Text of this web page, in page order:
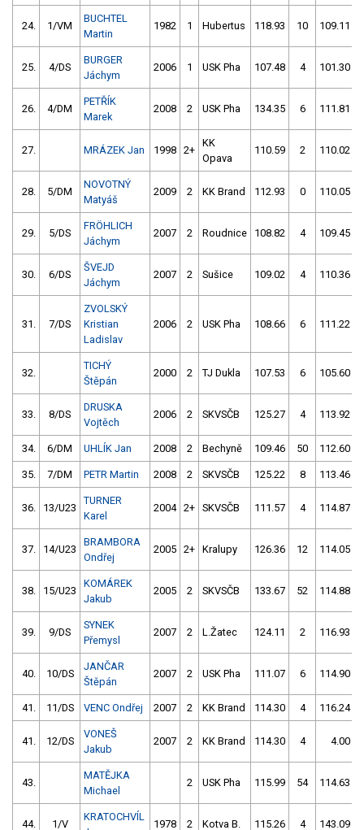
24. 1/VM
BUCHTEL
Martin
1982 1 Hubertus 118.93 10 109.11
25. 4/DS
BURGER
Jáchym
2006 1 USK Pha 107.48 4 101.30
26. 4/DM
PETŘÍK
Marek
2008 2 USK Pha 134.35 6 111.81
27. MRÁZEK Jan 1998 2+
KK
Opava
110.59 2 110.02
28. 5/DM
NOVOTNÝ
Matyáš
2009 2 KK Brand 112.93 0 110.05
29. 5/DS
FRÖHLICH
Jáchym
2007 2 Roudnice 108.82 4 109.45
30. 6/DS
ŠVEJD
Jáchym
2007 2 Sušice 109.02 4 110.36
31. 7/DS
ZVOLSKÝ
Kristian
Ladislav
2006 2 USK Pha 108.66 6 111.22
32.
TICHÝ
Štěpán
2000 2 TJ Dukla 107.53 6 105.60
33. 8/DS
DRUSKA
Vojtěch
2006 2 SKVSČB 125.27 4 113.92
34. 6/DM UHLÍK Jan 2008 2 Bechyně 109.46 50 112.60
35. 7/DM PETR Martin 2008 2 SKVSČB 125.22 8 113.46
36. 13/U23
TURNER
Karel
2004 2+ SKVSČB 111.57 4 114.87
37. 14/U23
BRAMBORA
Ondřej
2005 2+ Kralupy 126.36 12 114.05
38. 15/U23
KOMÁREK
Jakub
2005 2 SKVSČB 133.67 52 114.88
39. 9/DS
SYNEK
Přemysl
2007 2 L.Žatec 124.11 2 116.93
40. 10/DS
JANČAR
Štěpán
2007 2 USK Pha 111.07 6 114.90
41. 11/DS VENC Ondřej 2007 2 KK Brand 114.30 4 116.24
41. 12/DS
VONEŠ
Jakub
2007 2 KK Brand 114.30 4 4.00
43.
MATĚJKA
Michael
2 USK Pha 115.99 54 114.63
44. 1/V
KRATOCHVÍL
1978 2 Kotva B. 115.26 4 143.09